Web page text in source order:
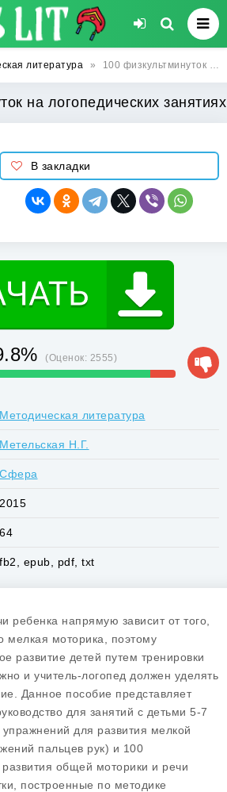
литература » 100 физкультминуток на логопедических занятиях
на логопедических занятиях
В закладки
(Оценок: 2555)
Методическая литература
Метельская Н.Г.
Сфера
2015
64
fb2, epub, pdf, txt
ребенка напрямую зависит от того,
мелкая моторика, поэтому
развитие детей путем тренировки
и учитель-логопед должен уделять
Данное пособие представляет
для занятий с детьми 5-7
для развития мелкой
пальцев рук) и 100
общей моторики и речи
построенные по методике